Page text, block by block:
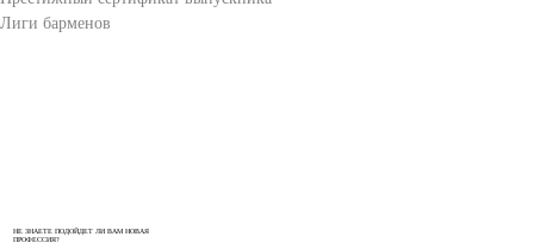
Лиги барменов
НЕ ЗНАЕТЕ ПОДОЙДЕТ ЛИ ВАМ НОВАЯ
ПРОФЕССИЯ?